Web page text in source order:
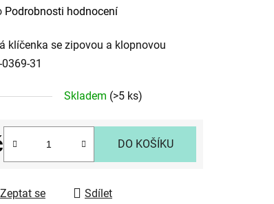
Podrobnosti hodnocení
klíčenka se zipovou a klopnovou
31
Skladem (>5 ks)
DO KOŠÍKU
Zeptat se Sdílet